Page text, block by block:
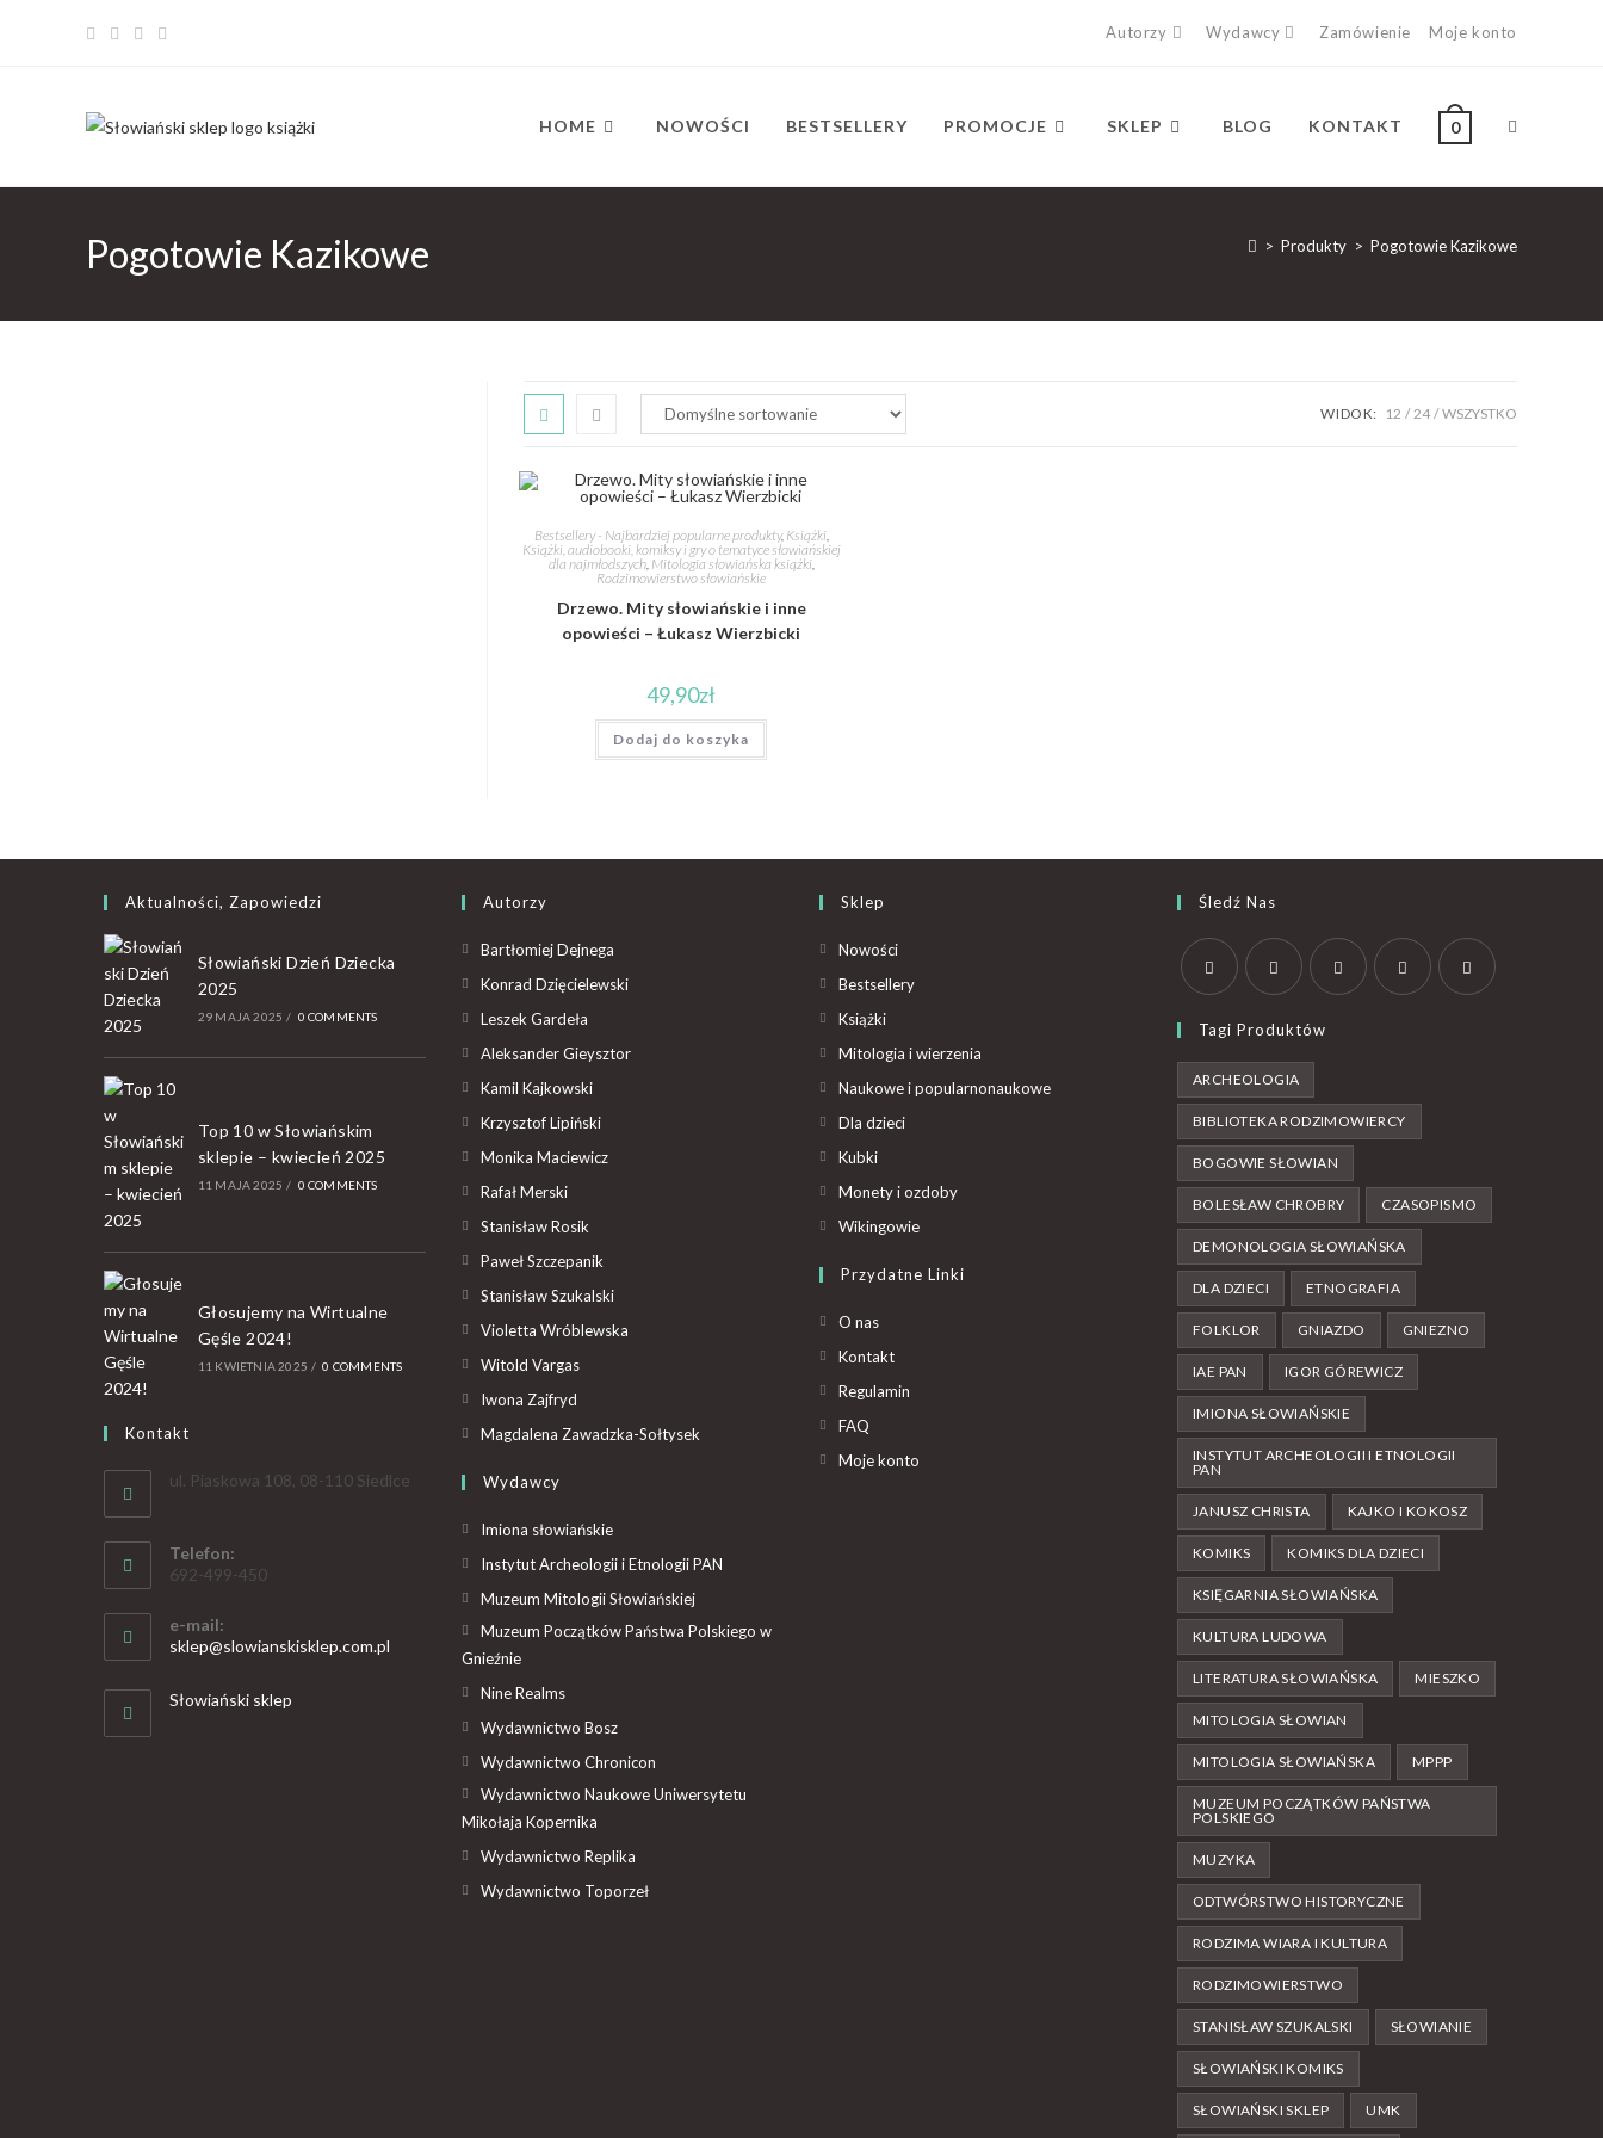
Autorzy Wydawcy Zamówienie Moje konto
HOME NOWOŚCI BESTSELLERY PROMOCJE SKLEP BLOG KONTAKT 0
Pogotowie Kazikowe > Produkty > Pogotowie Kazikowe
WIDOK: 12 24 WSZYSTKO
Bestsellery - Najbardziej popularne produkty, Książki,
Książki, audiobooki, komiksy i gry o tematyce słowiańskiej
dla najmłodszych, Mitologia słowiańska książki,
Rodzimowierstwo słowiańskie
Drzewo. Mity słowiańskie i inne
opowieści – Łukasz Wierzbicki
49,90zł
Dodaj do koszyka
Aktualności, Zapowiedzi
Słowiański Dzień Dziecka
2025
29 MAJA 2025 / 0 COMMENTS
Top 10 w Słowiańskim
sklepie – kwiecień 2025
11 MAJA 2025 / 0 COMMENTS
Głosujemy na Wirtualne
Gęśle 2024!
11 KWIETNIA 2025 / 0 COMMENTS
Kontakt
ul. Piaskowa 108, 08-110 Siedlce
Telefon:
692-499-450
e-mail:
sklep@slowianskisklep.com.pl
Słowiański sklep
Autorzy
Bartłomiej Dejnega
Konrad Dzięcielewski
Leszek Gardeła
Aleksander Gieysztor
Kamil Kajkowski
Krzysztof Lipiński
Monika Maciewicz
Rafał Merski
Stanisław Rosik
Paweł Szczepanik
Stanisław Szukalski
Violetta Wróblewska
Witold Vargas
Iwona Zajfryd
Magdalena Zawadzka-Sołtysek
Wydawcy
Imiona słowiańskie
Instytut Archeologii i Etnologii PAN
Muzeum Mitologii Słowiańskiej
Muzeum Początków Państwa Polskiego w
Gnieźnie
Nine Realms
Wydawnictwo Bosz
Wydawnictwo Chronicon
Wydawnictwo Naukowe Uniwersytetu
Mikołaja Kopernika
Wydawnictwo Replika
Wydawnictwo Toporzeł
Sklep
Nowości
Bestsellery
Książki
Mitologia i wierzenia
Naukowe i popularnonaukowe
Dla dzieci
Kubki
Monety i ozdoby
Wikingowie
Przydatne Linki
O nas
Kontakt
Regulamin
FAQ
Moje konto
Śledź Nas
Tagi Produktów
ARCHEOLOGIA
BIBLIOTEKA RODZIMOWIERCY
BOGOWIE SŁOWIAN
BOLESŁAW CHROBRY CZASOPISMO
DEMONOLOGIA SŁOWIAŃSKA
DLA DZIECI ETNOGRAFIA
FOLKLOR GNIAZDO GNIEZNO
IAE PAN IGOR GÓREWICZ
IMIONA SŁOWIAŃSKIE
INSTYTUT ARCHEOLOGII I ETNOLOGII
PAN
JANUSZ CHRISTA KAJKO I KOKOSZ
KOMIKS KOMIKS DLA DZIECI
KSIĘGARNIA SŁOWIAŃSKA
KULTURA LUDOWA
LITERATURA SŁOWIAŃSKA MIESZKO
MITOLOGIA SŁOWIAN
MITOLOGIA SŁOWIAŃSKA MPPP
MUZEUM POCZĄTKÓW PAŃSTWA
POLSKIEGO
MUZYKA
ODTWÓRSTWO HISTORYCZNE
RODZIMA WIARA I KULTURA
RODZIMOWIERSTWO
STANISŁAW SZUKALSKI SŁOWIANIE
SŁOWIAŃSKI KOMIKS
SŁOWIAŃSKI SKLEP UMK